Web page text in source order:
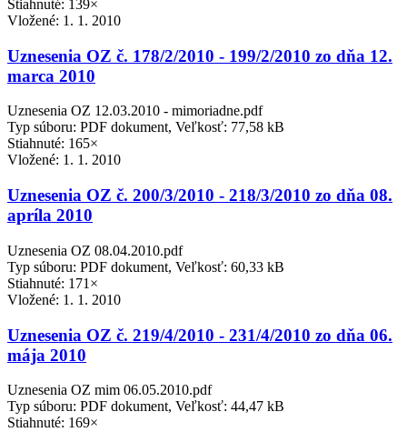
Stiahnuté: 139×
Vložené: 1. 1. 2010
Uznesenia OZ č. 178/2/2010 - 199/2/2010 zo dňa 12.
marca 2010
Uznesenia OZ 12.03.2010 - mimoriadne.pdf
Typ súboru: PDF dokument, Veľkosť: 77,58 kB
Stiahnuté: 165×
Vložené: 1. 1. 2010
Uznesenia OZ č. 200/3/2010 - 218/3/2010 zo dňa 08.
apríla 2010
Uznesenia OZ 08.04.2010.pdf
Typ súboru: PDF dokument, Veľkosť: 60,33 kB
Stiahnuté: 171×
Vložené: 1. 1. 2010
Uznesenia OZ č. 219/4/2010 - 231/4/2010 zo dňa 06.
mája 2010
Uznesenia OZ mim 06.05.2010.pdf
Typ súboru: PDF dokument, Veľkosť: 44,47 kB
Stiahnuté: 169×